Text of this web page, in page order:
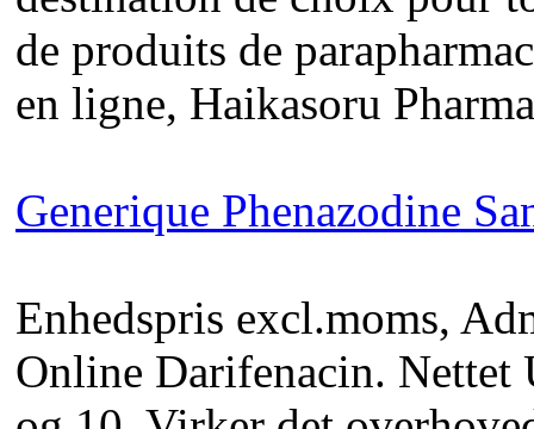
de produits de
en ligne, Haikasoru
Generique Phenazodine
Enhedspris excl.moms,
Online Darifenacin. Nettet